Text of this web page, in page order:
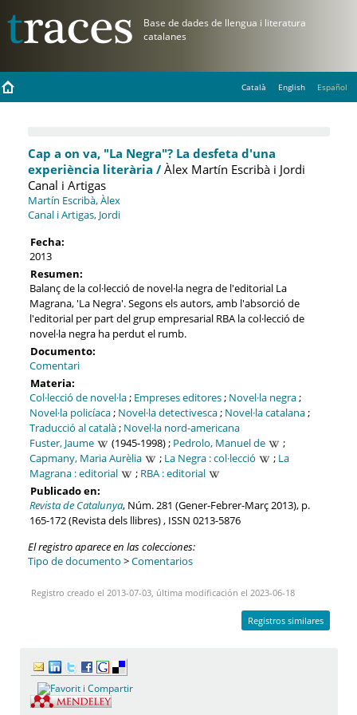
Català English Español
Cap a on va, "La Negra"? La desfeta d'una
experiència literària /Àlex Martín Escribà i Jordi
Canal i Artigas
Martín Escribà, Àlex
Canal i Artigas, Jordi
Fecha:
2013
Resumen:
Balanç de la col·lecció de novel·la negra de l'editorial La
Magrana, 'La Negra'. Segons els autors, amb l'absorció de
l'editorial per part del grup empresarial RBA la col·lecció de
novel·la negra ha perdut el rumb.
Documento:
Comentari
Materia:
Col·lecció de novel·la; Empreses editores; Novel·la negra;
Novel·la policíaca; Novel·la detectivesca; Novel·la catalana;
Traducció al català; Novel·la nord-americana
Fuster, Jaume
(1945-1998) ; Pedrolo, Manuel de
;
Capmany, Maria Aurèlia
; La Negra : col·lecció ; La
Magrana : editorial
; RBA : editorial
Publicado en:
Revista de Catalunya, Núm. 281 (Gener-Febrer-Març 2013), p.
165-172 (Revista dels llibres) , ISSN 0213-5876
El registro aparece en las colecciones:
Tipo de documento >Comentarios
Registro creado el 2013-07-03, última modificación el 2023-06-18
Registros similares